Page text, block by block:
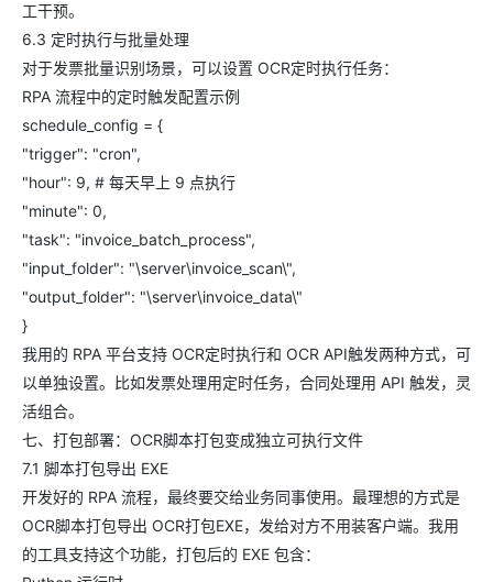
工干预。
6.3 定时执行与批量处理
对于发票批量识别场景，可以设置 OCR定时执行任务：
RPA 流程中的定时触发配置示例
schedule_config = {
"trigger": "cron",
"hour": 9, # 每天早上 9 点执行
"minute": 0,
"task": "invoice_batch_process",
"input_folder": "\server\invoice_scan\",
"output_folder": "\server\invoice_data\"
}
我用的 RPA 平台支持 OCR定时执行和 OCR API触发两种方式，可
以单独设置。比如发票处理用定时任务，合同处理用 API 触发，灵
活组合。
七、打包部署：OCR脚本打包变成独立可执行文件
7.1 脚本打包导出 EXE
开发好的 RPA 流程，最终要交给业务同事使用。最理想的方式是
OCR脚本打包导出 OCR打包EXE，发给对方不用装客户端。我用
的工具支持这个功能，打包后的 EXE 包含：